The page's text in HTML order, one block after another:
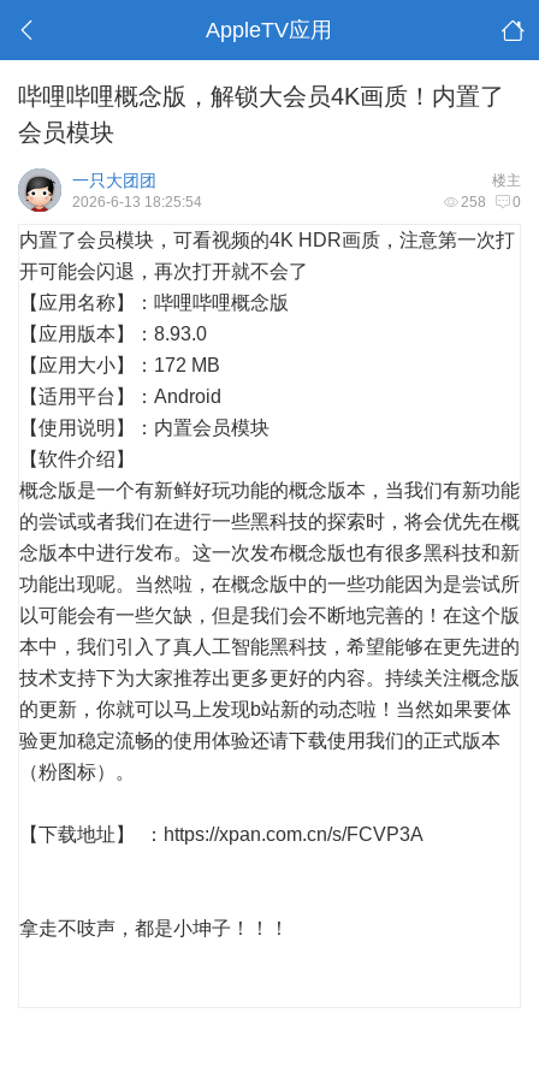
AppleTV应用
哔哩哔哩概念版，解锁大会员4K画质！内置了
会员模块
楼主
一只大团团
258 0
2026-6-13 18:25:54
内置了会员模块，可看视频的4K HDR画质，注意第一次打
开可能会闪退，再次打开就不会了
【应用名称】：哔哩哔哩概念版
【应用版本】：8.93.0
【应用大小】：172 MB
【适用平台】：Android
【使用说明】：内置会员模块
【软件介绍】
概念版是一个有新鲜好玩功能的概念版本，当我们有新功能
的尝试或者我们在进行一些黑科技的探索时，将会优先在概
念版本中进行发布。这一次发布概念版也有很多黑科技和新
功能出现呢。当然啦，在概念版中的一些功能因为是尝试所
以可能会有一些欠缺，但是我们会不断地完善的！在这个版
本中，我们引入了真人工智能黑科技，希望能够在更先进的
技术支持下为大家推荐出更多更好的内容。持续关注概念版
的更新，你就可以马上发现b站新的动态啦！当然如果要体
验更加稳定流畅的使用体验还请下载使用我们的正式版本
（粉图标）。
【下载地址】 ： https://xpan.com.cn/s/FCVP3A
拿走不吱声，都是小坤子！！！